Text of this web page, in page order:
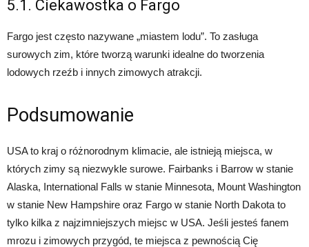
5.1. Ciekawostka o Fargo
Fargo jest często nazywane „miastem lodu”. To zasługa
surowych zim, które tworzą warunki idealne do tworzenia
lodowych rzeźb i innych zimowych atrakcji.
Podsumowanie
USA to kraj o różnorodnym klimacie, ale istnieją miejsca, w
których zimy są niezwykle surowe. Fairbanks i Barrow w stanie
Alaska, International Falls w stanie Minnesota, Mount Washington
w stanie New Hampshire oraz Fargo w stanie North Dakota to
tylko kilka z najzimniejszych miejsc w USA. Jeśli jesteś fanem
mrozu i zimowych przygód, te miejsca z pewnością Cię